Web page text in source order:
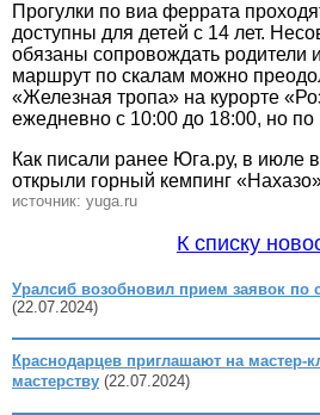
Прогулки по виа феррата
доступны для детей с 14 лет.
обязаны сопровождать родители
маршрут по скалам можно
«Железная тропа» на курорте
ежедневно с 10:00 до 18:00, но
Как писали ранее Юга.ру, в июле
открыли горный кемпинг
источник: yuga.ru
К списку
Уралсиб возобновил прием заявок по
(22.07.2024)
Краснодарцев приглашают на мастер-
мастерству (22.07.2024)